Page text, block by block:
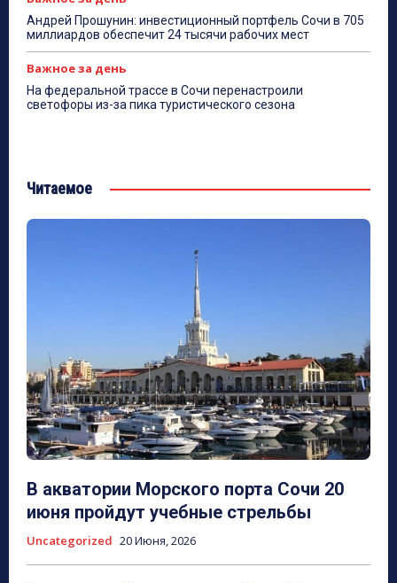
Андрей Прошунин: инвестиционный портфель Сочи в 705
миллиардов обеспечит 24 тысячи рабочих мест
Важное за день
На федеральной трассе в Сочи перенастроили
светофоры из-за пика туристического сезона
Читаемое
В акватории Морского порта Сочи 20
июня пройдут учебные стрельбы
Uncategorized 20 Июня, 2026